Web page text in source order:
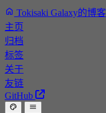
Tokisaki Galaxy的博客
主页
归档
标签
关于
友链
GitHub